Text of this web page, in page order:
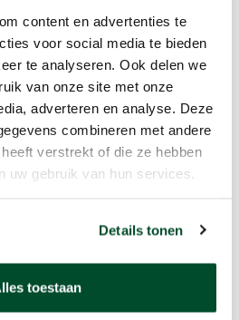
content en advertenties te
voor social media te bieden
te analyseren. Ook delen we
van onze site met onze
adverteren en analyse. Deze
combineren met andere
verstrekt of die ze hebben
uw gebruik van hun services.
Details tonen
toestaan
voor
en archivering. Het
kan gegevens van
tegelijkertijd
centraliseren, alle
vergelijken met
en
aanleveren.